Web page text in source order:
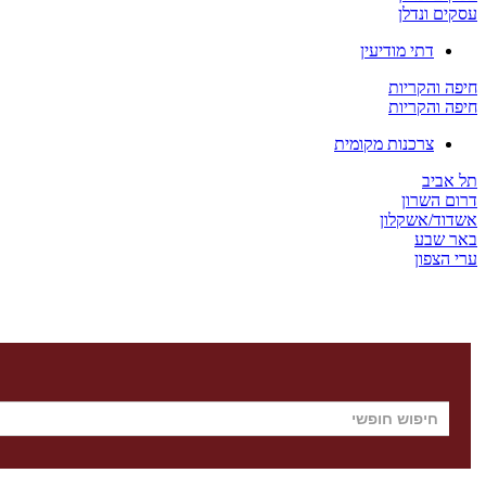
עסקים ונדלן
דתי מודיעין
חיפה והקריות
חיפה והקריות
צרכנות מקומית
תל אביב
דרום השרון
אשדוד/אשקלון
באר שבע
ערי הצפון